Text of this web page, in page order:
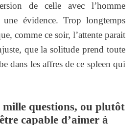
de celle avec l’homme
une évidence. Trop longtemps
comme ce soir, l’attente parait
que la solitude prend toute
dans les affres de ce spleen qui
mille questions, ou plutôt
capable d’aimer à